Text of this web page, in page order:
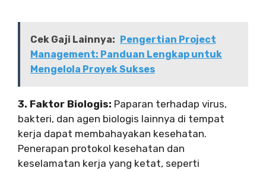
Cek Gaji Lainnya: Pengertian Project
Management: Panduan Lengkap untuk
Mengelola Proyek Sukses
3. Faktor Biologis: Paparan terhadap virus,
bakteri, dan agen biologis lainnya di tempat
kerja dapat membahayakan kesehatan.
Penerapan protokol kesehatan dan
keselamatan kerja yang ketat, seperti